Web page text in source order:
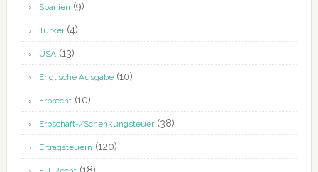
Spanien (9)
Türkei (4)
USA(13)
Englische Ausgabe(10)
Erbrecht(10)
Erbschaft-/Schenkungsteuer(38)
Ertragsteuern (120)